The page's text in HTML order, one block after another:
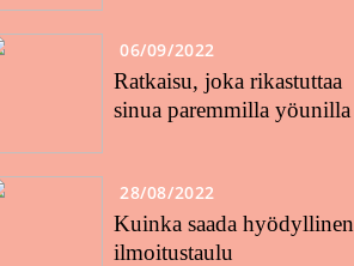
06/09/2022
Ratkaisu, joka rikastuttaa
sinua paremmilla yöunilla
28/08/2022
Kuinka saada hyödyllinen
ilmoitustaulu